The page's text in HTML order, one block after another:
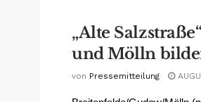
„Alte
und Mölln
von Pressemitteilung